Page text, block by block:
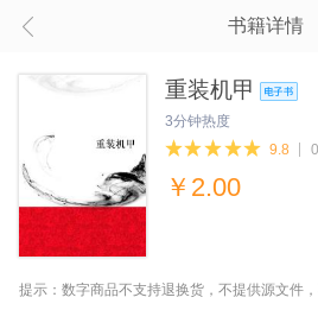
书籍详情
重装机甲
3分钟热度
9.8
￥ 2.00
提示：数字商品不支持退换货，不提供源文件，